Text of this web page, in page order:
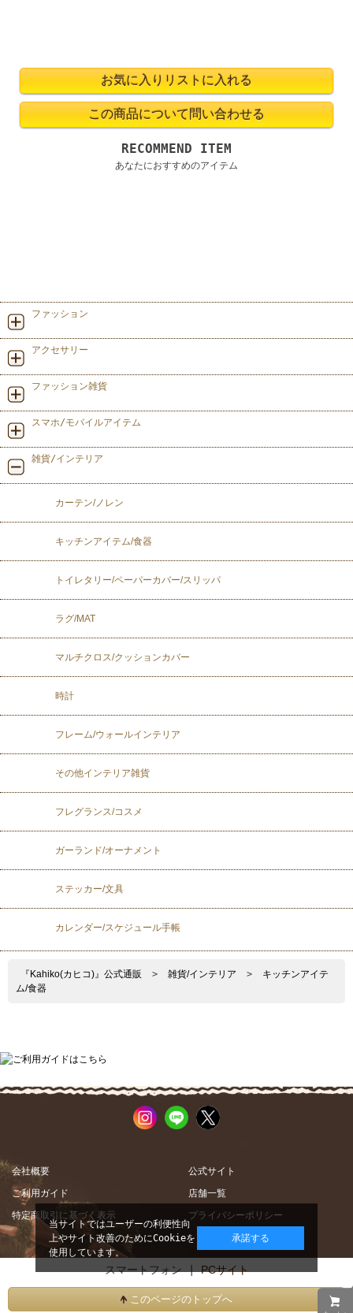
RECOMMEND ITEM
あなたにおすすめのアイテム
ファッション
アクセサリー
ファッション雑貨
スマホ/モバイルアイテム
雑貨/インテリア
カーテン/ノレン
キッチンアイテム/食器
トイレタリー/ペーパーカバー/スリッパ
ラグ/MAT
マルチクロス/クッションカバー
時計
フレーム/ウォールインテリア
その他インテリア雑貨
フレグランス/コスメ
ガーランド/オーナメント
ステッカー/文具
カレンダー/スケジュール手帳
『Kahiko(カヒコ)』公式通販 > 雑貨/インテリア >
キッチンアイテ
ム/食器
会社概要
公式サイト
ご利用ガイド
店舗一覧
特定商取引に基づく表示
プライバシーポリシー
スマートフォン |PCサイト
このページのトップへ
当サイトではユーザーの利便性向
上やサイト改善のためにCookieを
使用しています。
承諾する